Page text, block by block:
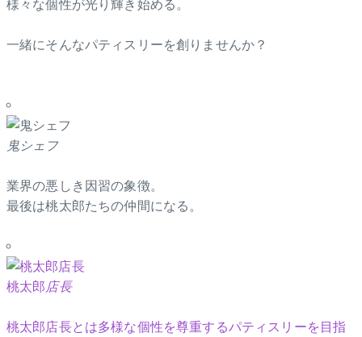
様々な個性が光り輝き始める。
一緒にそんなパティスリーを創りませんか？
鬼シェフ
業界の悪しき因習の象徴。
最後は桃太郎たちの仲間になる。
桃太郎店長
桃太郎店長とは多様な個性を尊重するパティスリーを目指